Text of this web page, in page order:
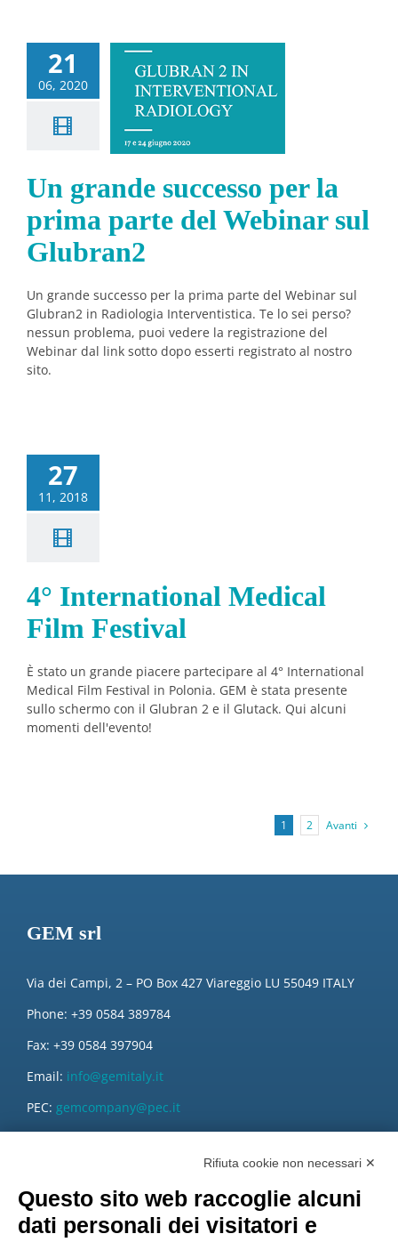
21
06, 2020
grande
per la
sul
NotizieUn grande successo per la
prima parte del Webinar sul
Glubran2
Un grande successo per la prima parte del Webinar sul
Glubran2 in Radiologia Interventistica. Te lo sei perso?
nessun problema, puoi vedere la registrazione del
Webinar dal link sotto dopo esserti registrato al nostro
sito.
27
11, 2018
4° International Medical
Film Festival
È stato un grande piacere partecipare al 4° International
Medical Film Festival in Polonia. GEM è stata presente
sullo schermo con il Glubran 2 e il Glutack. Qui alcuni
momenti dell'evento!
1 2 Avanti
GEM srl
Via dei Campi, 2 – PO Box 427 Viareggio LU 55049 ITALY
Phone: +39 0584 389784
Fax: +39 0584 397904
Email: info@gemitaly.it
PEC: gemcompany@pec.it
Rifiuta cookie non necessari ✕
Questo sito web raccoglie alcuni
dati personali dei visitatori e